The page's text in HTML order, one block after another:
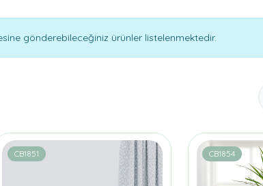
gönderebileceğiniz ürünler listelenmektedir.
CB1851 CB1854